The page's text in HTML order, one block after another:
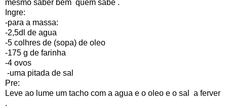
mesmo saber bem quem sabe .
Ingre:
-para a massa:
-2,5dl de agua
-5 colhres de (sopa) de oleo
-175 g de farinha
-4 ovos
-uma pitada de sal
Pre:
Leve ao lume um tacho com a agua e o oleo e o sal a ferver
.